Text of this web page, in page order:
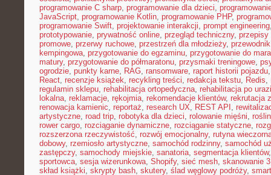
programowanie C sharp, programowanie dla dzieci,
JavaScript, programowanie Kotlin, programowanie PHP,
programowanie Swift, projektowanie interakcji, prompt engineering
prototypowanie, prywatność online, przegląd techniczny, przepisy
promowe, przerwy ruchowe, przestrzeń dla młodzieży,
kempingowa, przygotowanie do egzaminu, przygotowanie do
matury, przygotowanie do półmaratonu, przysmaki treningowe,
ogrodzie, punkty karne, RAG, ransomware, raport historii pojazdu
React, recenzje książek, recykling treści, redakcja tekstu, Redis,
regulamin sklepu, rehabilitacja ortopedyczna, rehabilitacja po
lokalna, reklamacje, rękojmia, rekomendacje klientów, rekrutacja
renowacja kamienic, reportaż, research UX, REST API ,
artystyczne, road trip, robotyka dla dzieci, rolowanie mięśni,
rower cargo, rozciąganie dynamiczne, rozciąganie statyczne,
rozszerzona rzeczywistość, rozwój emocjonalny, rutyna
dobowy, rzemiosło artystyczne, samochód rodzinny, samochód
zastępczy, samochody miejskie, sanatoria, segmentacja klientów
sportowca, sesja wizerunkowa, Shopify, sieć mesh, skanowanie
skład książki, skrypty bash, skutery, ślad węglowy podróży,